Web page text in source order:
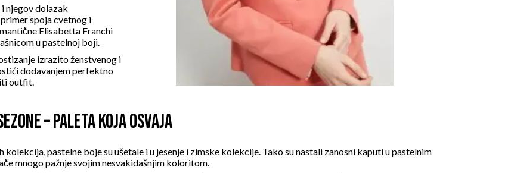
njegov dolazak
spoja cvetnog i
Elisabetta Franchi
u pastelnoj boji
izrazito ženstvenog i
dodavanjem perfektno
outfit.
– PALETA KOJA OSVAJA
pastelne boje su ušetale i u jesenje i zimske kolekcije. Tako su nastali zanosni kaputiu pastelnim
mnogo pažnje svojim nesvakidašnjim koloritom.